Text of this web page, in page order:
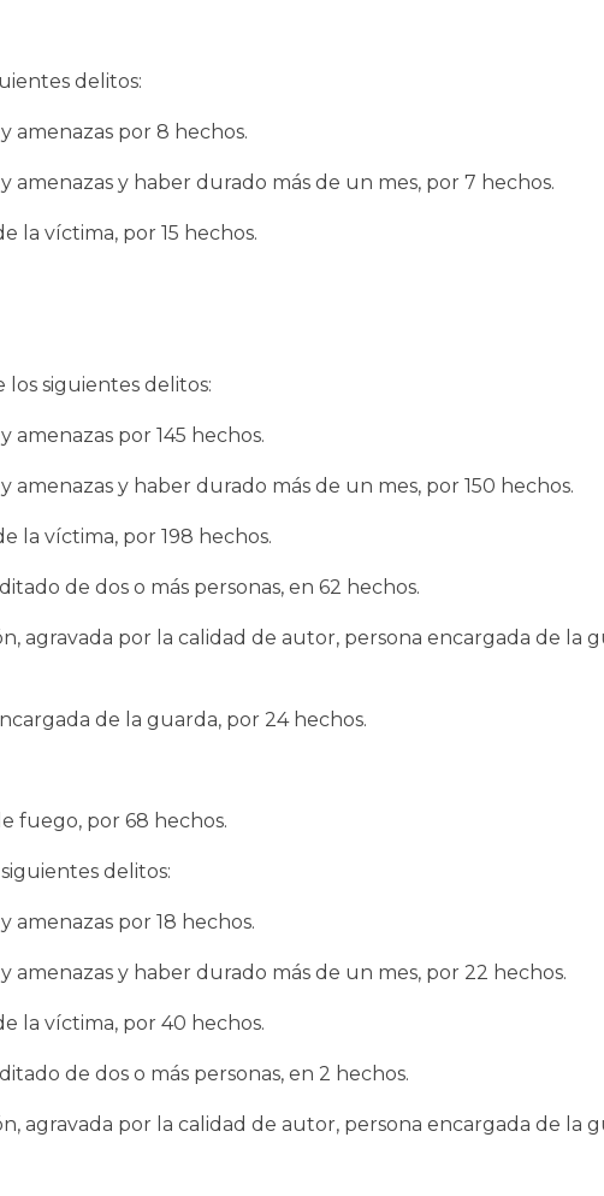
delitos:
amenazas por 8 hechos.
amenazas y haber durado más de un mes, por 7 hechos.
la víctima, por 15 hechos.
siguientes delitos:
amenazas por 145 hechos.
y haber durado más de un mes, por 150 hechos.
la víctima, por 198 hechos.
de dos o más personas, en 62 hechos.
agravada por la calidad de autor, persona encargada de la
de la guarda, por 24 hechos.
fuego, por 68 hechos.
delitos:
amenazas por 18 hechos.
amenazas y haber durado más de un mes, por 22 hechos.
la víctima, por 40 hechos.
de dos o más personas, en 2 hechos.
agravada por la calidad de autor, persona encargada de la